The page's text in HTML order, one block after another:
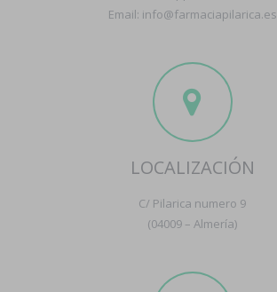
Email: info@farmaciapilarica.es
LOCALIZACIÓN
C/ Pilarica numero 9
(04009 – Almería)